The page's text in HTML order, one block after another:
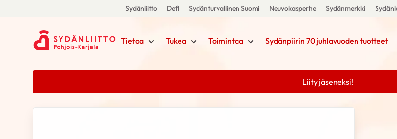
Sydänliitto Defi Sydänturvallinen Suomi Neuvokasperhe Sydänmerkki
Tietoa Tukea Toimintaa Sydänpiirin 70 juhlavuoden tuotteet
Liity jäseneksi!